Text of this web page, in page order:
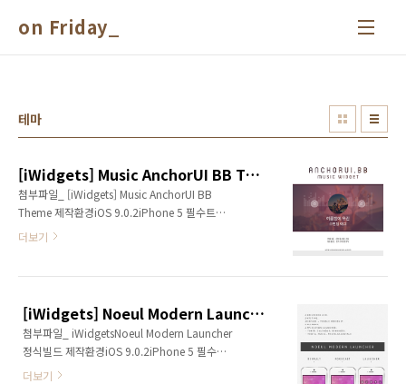
on Friday_
테마
[iWidgets] Music AnchorUI BB Theme [Update]
첨부파일_ [iWidgets] Music AnchorUI BB
Theme 제작환경iOS 9.0.2iPhone 5 필수트윅
iWidgets (무료)InfoStats 2 (무료) 설치경로
InfoStats 2 설치에 대한 문의는 답변드릴 수 없
습니다.테마 변경 문의하시는 분들이 계신데, 그
런 분들은 그냥 다른 테마 사용해주세요. 부탁드
립니다. (_ _) 테마옵션음악어플선택 = 제목 또
더보기
[iWidgets] Noeul Modern Launcher
첨부파일_ iWidgetsNoeul Modern Launcher
정식빌드 제작환경iOS 9.0.2iPhone 5 필수트
윅iWidgets (Cydia Application) 설치경로
더보기